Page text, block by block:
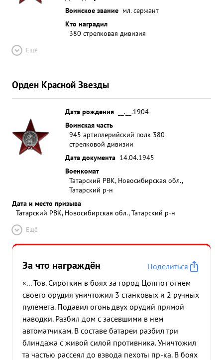
Воинское звание мл. сержант
Кто наградил
380 стрелковая дивизия
Ещё
Орден Красной Звезды
Дата рождения
__.__.1904
Воинская часть
945 артиллерийский полк 380
стрелковой дивизии
Дата документа 14.04.1945
Военкомат
Татарский РВК, Новосибирская обл.,
Татарский р-н
Дата и место призыва
Татарский РВК, Новосибирская обл., Татарский р-н
Ещё
За что награждён
Поделиться
«... Тов. Сироткин в боях за город Цоппот огнем
своего орудия уничтожил 3 станковых и 2 ручных
пулемета. Подавил огонь двух орудий прямой
наводки. Разбил дом с засевшими в нем
автоматчикам. В составе батареи разбил три
блиндажа с живой силой противника. Уничтожил
та частью рассеял до взвода пехоты пр-ка. В боях